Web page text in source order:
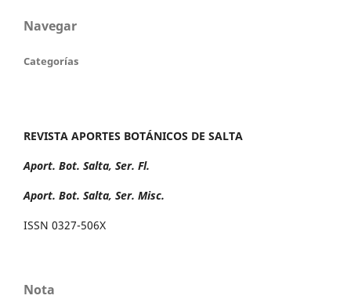
Navegar
Categorías
REVISTA APORTES BOTÁNICOS DE SALTA
Aport. Bot. Salta, Ser. Fl.
Aport. Bot. Salta, Ser. Misc.
ISSN 0327-506X
Nota